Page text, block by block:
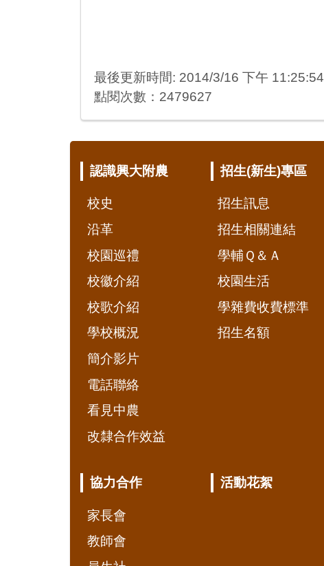
最後更新時間: 2014/3/16 下午 11:25:54
點閱次數：2479627
認識興大附農
校史
沿革
校園巡禮
校徽介紹
校歌介紹
學校概況
簡介影片
電話聯絡
看見中農
改隸合作效益
招生(新生)專區
招生訊息
招生相關連結
學輔Ｑ＆Ａ
校園生活
學雜費收費標準
招生名額
協力合作
家長會
教師會
活動花絮